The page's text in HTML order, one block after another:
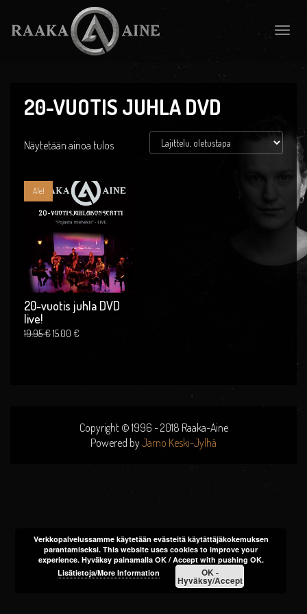
Toggle
20-VUOTIS JUHLA DVD
Näytetään ainoa tulos
Ale!
20-vuotis juhla DVD
live!
19.95€Alkuperäinen
hinta
15.00 €
Copyright © 1996 - 2018 Raaka-Aine
Powered byJarno Keski-Jylhä
Verkkopalvelussamme käytetään evästeitä käytättäjäkokemuksen
parantamiseksi. This website uses cookies to improve your
experience. Hyväksy painamalla OK / Accept with pushing OK.
Lisätietoja/More Information
OK -
Hyväksy/Accept